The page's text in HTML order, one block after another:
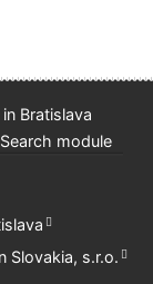
module
Slovakia, s.r.o.